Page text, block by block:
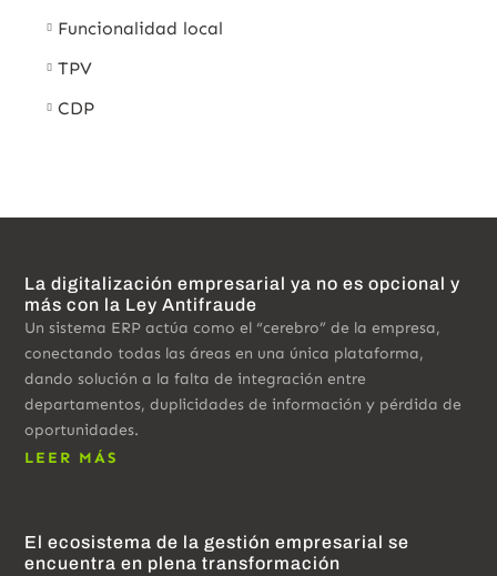
Funcionalidad local
TPV
CDP
La digitalización empresarial ya no es opcional y
más con la Ley Antifraude
Un sistema ERP actúa como el “cerebro” de la empresa,
conectando todas las áreas en una única plataforma,
dando solución a la falta de integración entre
departamentos, duplicidades de información y pérdida de
oportunidades.
LEER MÁS
El ecosistema de la gestión empresarial se
encuentra en plena transformación